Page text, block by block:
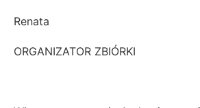
Renata
ORGANIZATOR ZBIÓRKI